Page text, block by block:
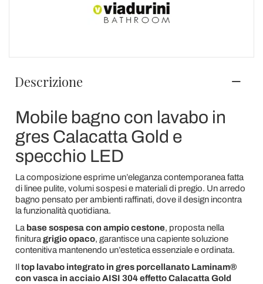
Descrizione
Mobile bagno con lavabo in
gres Calacatta Gold e
specchio LED
La composizione esprime un’eleganza contemporanea fatta
di linee pulite, volumi sospesi e materiali di pregio. Un arredo
bagno pensato per ambienti raffinati, dove il design incontra
la funzionalità quotidiana.
La base sospesa con ampio cestone, proposta nella
finitura grigio opaco, garantisce una capiente soluzione
contenitiva mantenendo un’estetica essenziale e ordinata.
Il top lavabo integrato in gres porcellanato Laminam®
con vasca in acciaio AISI 304 effetto Calacatta Gold